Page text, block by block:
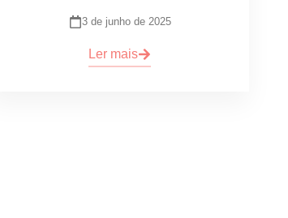
3 de junho de 2025
Ler mais